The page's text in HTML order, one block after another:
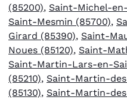
(85200), Saint-Michel-
Saint-Mesmin (85700),
Girard (85390), Saint-
Noues (85120), Saint-
Saint-Martin-Lars-en-
(85210), Saint-Martin-
(85130), Saint-Martin-